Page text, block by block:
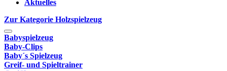
Aktuelles
Zur Kategorie Holzspielzeug
Babyspielzeug
Baby-Clips
Baby´s Spielzeug
Greif- und Spieltrainer